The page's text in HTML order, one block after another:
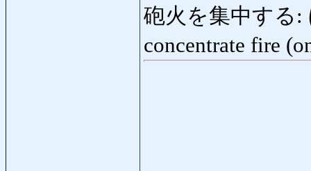
砲火を集中する
concentrate fire